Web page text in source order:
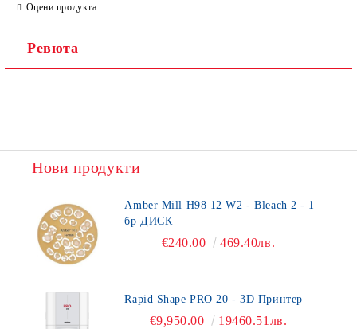
Оцени продукта
Ревюта
Нови продукти
Amber Mill H98 12 W2 - Bleach 2 - 1
бр ДИСК
€240.00 469.40лв.
Rapid Shape PRO 20 - 3D Принтер
€9,950.00 19460.51лв.